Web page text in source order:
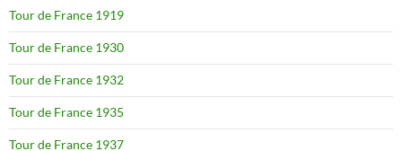
Tour de France 1919
Tour de France 1930
Tour de France 1932
Tour de France 1935
Tour de France 1937